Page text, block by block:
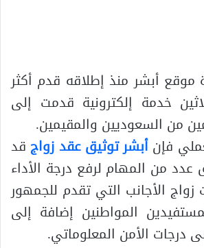
أبشر منذ إطلاقه قدم أكثر
خدمة إلكترونية قدمت إلى
من السعوديين والمقيمين.
فإنأبشر توثيق عقد زواجقد
من المهام لرفع درجة الأداء
الأجانب التي تقدم للجمهور
المواطنين إضافة إلى
درجات الأمن المعلوماتي.